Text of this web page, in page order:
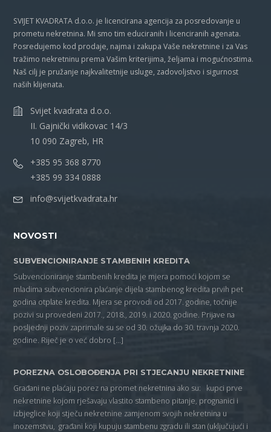
SVIJET KVADRATA d.o.o. je licencirana agencija za posredovanje u
prometu nekretnina. Mi smo tim educiranih i licenciranih agenata.
Posredujemo kod prodaje, najma i zakupa Vaše nekretnine i za Vas
tražimo nekretninu prema Vašim kriterijima, željama i mogućnostima.
Naš cilj je pružanje najkvalitetnije usluge, zadovoljstvo i sigurnost
naših klijenata.
Svijet kvadrata d.o.o.
II. Gajnički vidikovac 14/3
10 090 Zagreb, HR
+385 95 368 8770
+385 99 334 0888
info@svijetkvadrata.hr
NOVOSTI
SUBVENCIONIRANJE STAMBENIH KREDITA
Subvencioniranje stambenih kredita je mjera pomoći kojom se
mladima subvencionira plaćanje dijela stambenog kredita prvih pet
godina otplate kredita. Mjera se provodi od 2017. godine, točnije
pozivi su provedeni 2017., 2018., 2019. i 2020. godine. Prijave na
posljednji poziv zaprimale su se od 30. ožujka do 30. travnja 2020.
godine. Riječ je o već dobro […]
POREZNA OSLOBOĐENJA PRI STJECANJU NEKRETNINE
Građani ne plaćaju porez na promet nekretnina ako su: kupci prve
nekretnine kojom rješavaju vlastito stambeno pitanje, prognanici i
izbjeglice koji stječu nekretnine zamjenom svojih nekretnina u
inozemstvu, građani koji kupuju stambenu zgradu ili stan (uključujući i